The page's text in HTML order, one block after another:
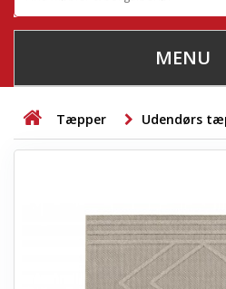
MENU
STUE
BØRNEMØBLER
KONTORMØBLER
Tæpper Udendørs